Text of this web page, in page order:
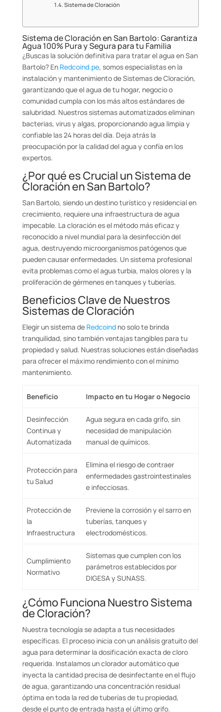
Sistema de Cloración
Sistema de Cloración en San Bartolo: Garantiza
Agua 100% Pura y Segura para tu Familia
¿Buscas la solución definitiva para tratar el agua en San
Bartolo? En Redcoind.pe, somos especialistas en la
instalación y mantenimiento de Sistemas de Cloración,
garantizando que el agua de tu hogar, negocio o
comunidad cumpla con los más altos estándares de
salubridad. Nuestros sistemas automatizados eliminan
bacterias, virus y algas, proporcionando agua limpia y
confiable las 24 horas del día. Deja atrás la
preocupación por la calidad del agua y confía en los
expertos.
¿Por qué es Crucial un Sistema de
Cloración en San Bartolo?
San Bartolo, siendo un destino turístico y residencial en
crecimiento, requiere una infraestructura de agua
impecable. La cloración es el método más eficaz y
reconocido a nivel mundial para la desinfección del
agua, destruyendo microorganismos patógenos que
pueden causar enfermedades. Un sistema profesional
evita problemas como el agua turbia, malos olores y la
proliferación de gérmenes en tanques y tuberías.
Beneficios Clave de Nuestros
Sistemas de Cloración
Elegir un sistema de Redcoindno solo te brinda
tranquilidad, sino también ventajas tangibles para tu
propiedad y salud. Nuestras soluciones están diseñadas
para ofrecer el máximo rendimiento con el mínimo
mantenimiento.
Beneficio Impacto en tu Hogar o Negocio
Desinfección
Continua y
Automatizada
Agua segura en cada grifo, sin
necesidad de manipulación
manual de químicos.
Protección para
tu Salud
Elimina el riesgo de contraer
enfermedades gastrointestinales
e infecciosas.
Protección de
la
Infraestructura
Previene la corrosión y el sarro en
tuberías, tanques y
electrodomésticos.
Cumplimiento
Normativo
Sistemas que cumplen con los
parámetros establecidos por
DIGESA y SUNASS.
¿Cómo Funciona Nuestro Sistema
de Cloración?
Nuestra tecnología se adapta a tus necesidades
específicas. El proceso inicia con un análisis gratuito del
agua para determinar la dosificación exacta de cloro
requerida. Instalamos un clorador automático que
inyecta la cantidad precisa de desinfectante en el flujo
de agua, garantizando una concentración residual
óptima en toda la red de tuberías de tu propiedad,
desde el punto de entrada hasta el último grifo.